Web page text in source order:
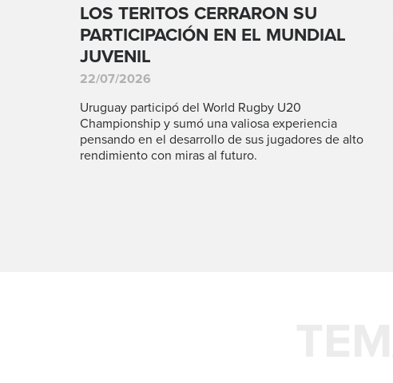
LOS TERITOS CERRARON SU
PARTICIPACIÓN EN EL MUNDIAL
JUVENIL
22/07/2026
Uruguay participó del World Rugby U20
Championship y sumó una valiosa experiencia
pensando en el desarrollo de sus jugadores de alto
rendimiento con miras al futuro.